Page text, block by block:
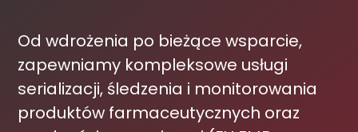
Od wdrożenia po bieżące wsparcie,
zapewniamy kompleksowe usługi
serializacji, śledzenia i monitorowania
produktów farmaceutycznych oraz